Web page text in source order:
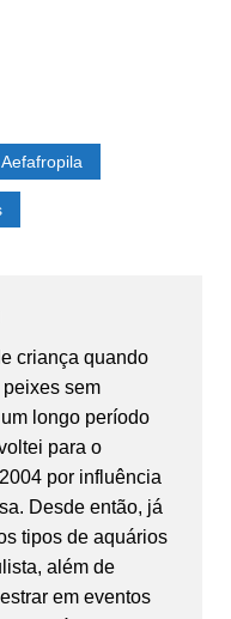
criança quando
sem
longo período
para o
por influência
Desde então, já
tipos de aquários
além de
em eventos